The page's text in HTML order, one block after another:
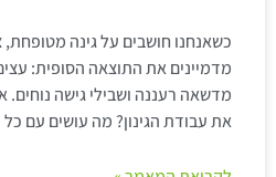
כשאנחנו חושבים על גינה מטופחת,
מדמיינים את התוצאה הסופית:
מדשאה רעננה ושבילי גישה נוחים.
את עבודת הגינון? מה עושים עם